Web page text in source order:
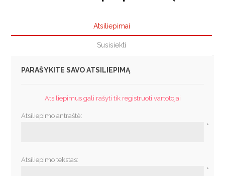
Atsiliepimai
Susisiekti
PARAŠYKITE SAVO ATSILIEPIMĄ
Atsiliepimus gali rašyti tik registruoti vartotojai
Atsiliepimo antraštė:
*
Atsiliepimo tekstas:
*